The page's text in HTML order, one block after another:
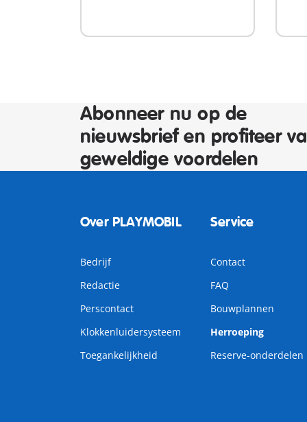
Abonneer nu op de
nieuwsbrief en profiteer
geweldige voordelen
Over PLAYMOBIL
Bedrijf
Redactie
Perscontact
Klokkenluidersysteem
Toegankelijkheid
Service
Contact
FAQ
Bouwplannen
Herroeping
Reserve-onderdelen